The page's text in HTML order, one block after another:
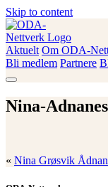
Skip to content
ODA-Nettverk
Aktuelt Om ODA-
Bli medlem Partnere
Nina-Adnanes
« Nina Grøsvik